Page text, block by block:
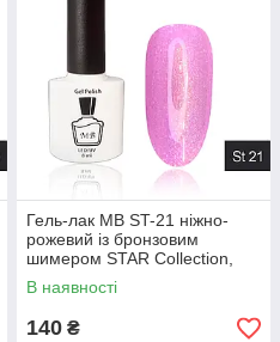
Гель-лак MB ST-21 ніжно-
рожевий із бронзовим
шимером STAR Collection,
блискітки 8 мл
В наявності
140 ₴